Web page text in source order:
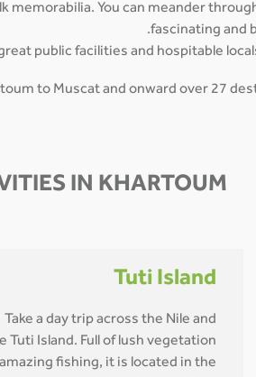
You can meander
fascinating and
public facilities and hospitable
to Muscat and onward over 27
IN KHARTOUM
Tuti Island
Take a day trip across the Nile and
Tuti Island. Full of lush vegetation
fishing, it is located in the